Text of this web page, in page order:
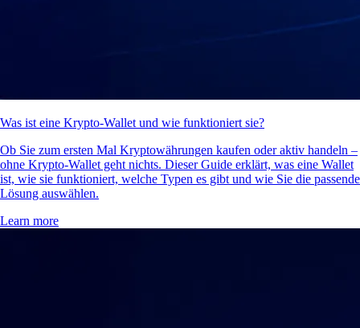
Was ist eine Krypto-Wallet und wie funktioniert sie?
Ob Sie zum ersten Mal Kryptowährungen kaufen oder aktiv handeln –
ohne Krypto-Wallet geht nichts. Dieser Guide erklärt, was eine Wallet
ist, wie sie funktioniert, welche Typen es gibt und wie Sie die passende
Lösung auswählen.
Learn more